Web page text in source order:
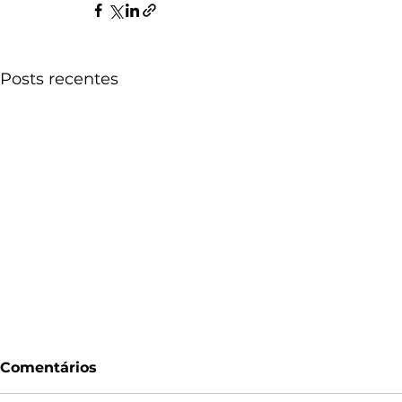
Posts recentes
Comentários